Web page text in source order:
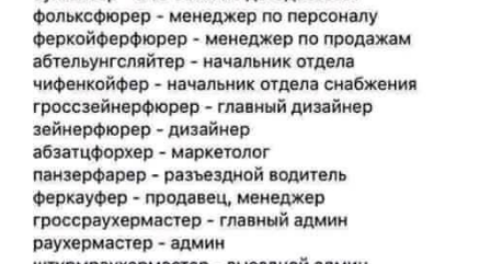
радостном дыхании сдала все отечественное
здравоохранение в ответственные руки
правоохранительных органов.
Внизу листа с показаниями папа рассеянно расписался -
"со слов жены записано верно", и внутренне
порадовался, что пятьдесят лет назад не прогадал с
выбором боевой подруги.
Anna Vladimirovna